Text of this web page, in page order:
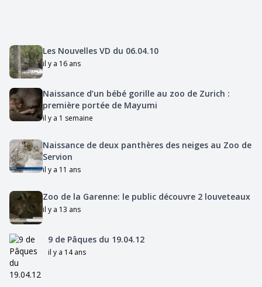
Les Nouvelles VD du 06.04.10
il y a 16 ans
Naissance d’un bébé gorille au zoo de Zurich :
première portée de Mayumi
il y a 1 semaine
Naissance de deux panthères des neiges au Zoo de
Servion
il y a 11 ans
Zoo de la Garenne: le public découvre 2 louveteaux
il y a 13 ans
9 de Pâques du 19.04.12
il y a 14 ans